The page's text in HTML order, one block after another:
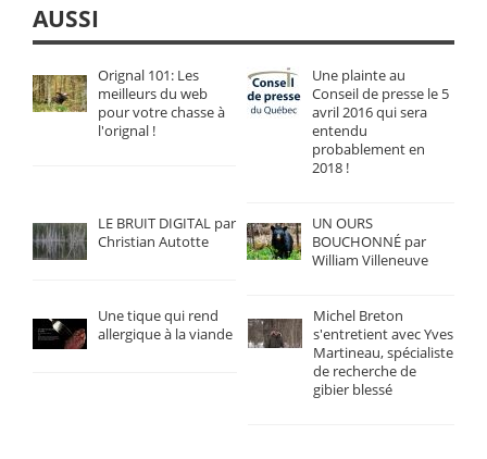
AUSSI
Orignal 101: Les
meilleurs du web
pour votre chasse à
l'orignal !
Une plainte au
Conseil de presse le 5
avril 2016 qui sera
entendu
probablement en
2018 !
LE BRUIT DIGITAL par
Christian Autotte
UN OURS
BOUCHONNÉ par
William Villeneuve
Une tique qui rend
allergique à la viande
Michel Breton
s'entretient avec Yves
Martineau, spécialiste
de recherche de
gibier blessé